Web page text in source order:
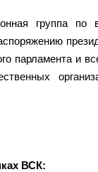
группа
парламента и
ВСК: